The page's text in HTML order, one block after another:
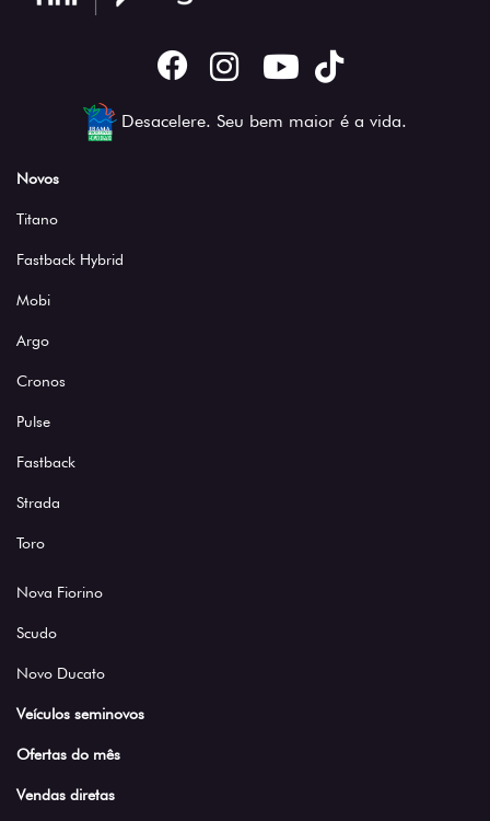
Desacelere. Seu bem maior é a vida.
Novos
Titano
Fastback Hybrid
Mobi
Argo
Cronos
Pulse
Fastback
Strada
Toro
Nova Fiorino
Scudo
Novo Ducato
Veículos seminovos
Ofertas do mês
Vendas diretas